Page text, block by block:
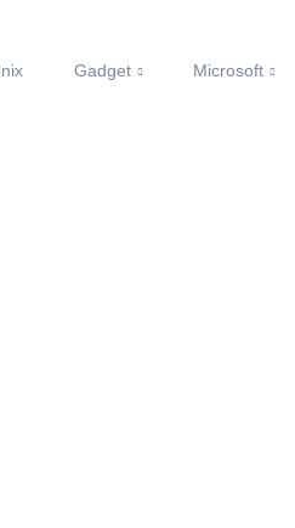
Gadget Microsoft